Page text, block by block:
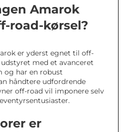
Amarok
road-kørsel?
er yderst egnet til off-
med et avanceret
har en robust
håndtere udfordrende
off-road vil imponere selv
er